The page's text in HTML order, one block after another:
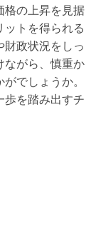
格の上昇を見据
ットを得られる
財政状況をしっ
ながら、慎重か
でしょうか。
歩を踏み出すチ